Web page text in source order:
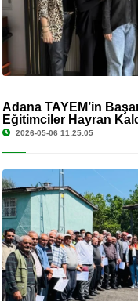
Adana TAYEM’in
Eğitimciler Hayran
2026-05-06 11:25:05